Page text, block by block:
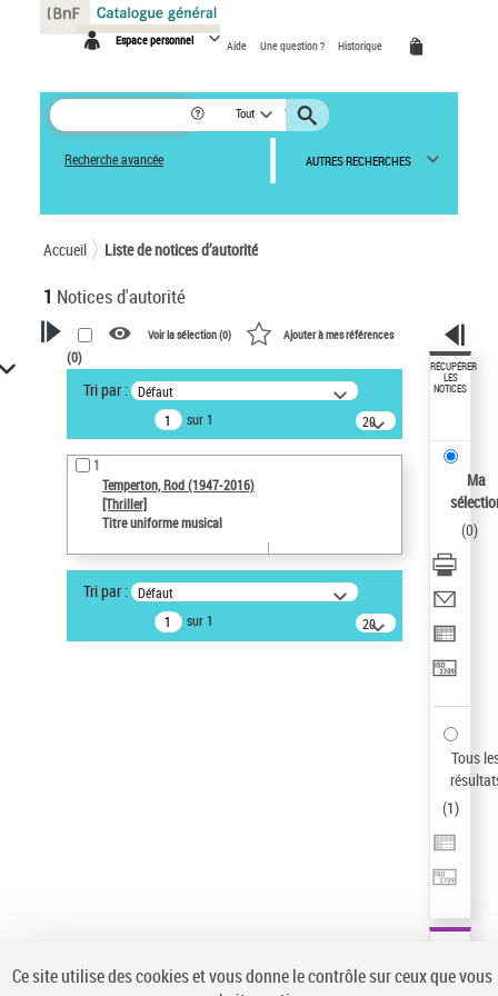
Espace personnel Aide Une question ? Historique
Tout
Recherche avancée AUTRES RECHERCHES
Accueil Liste de notices d’autorité
1 Notices d'autorité
VOTRE RECHERCHE
Recherche avancée dans les
notices d’autorité
Œuvres liées à l'auteur :
Temperton, Rod (1947-2016)
Sauvegarder votre recherche
AFFINER
Type de notice d'autorité
Voir la sélection (0) Ajouter à mes références
(0)
Tri par : Défaut
sur 1
20
résultats/page
1
Temperton, Rod (1947-2016)
[Thriller]
Titre uniforme musical
Tri par : Défaut
sur 1
20
résultats/page
RÉCUPÉRER
LES
NOTICES
Ma
(0)
Tous
(1)
Panneau de gestion des cookies
Ce site utilise des cookies et vous donne le contrôle sur ceux que vous